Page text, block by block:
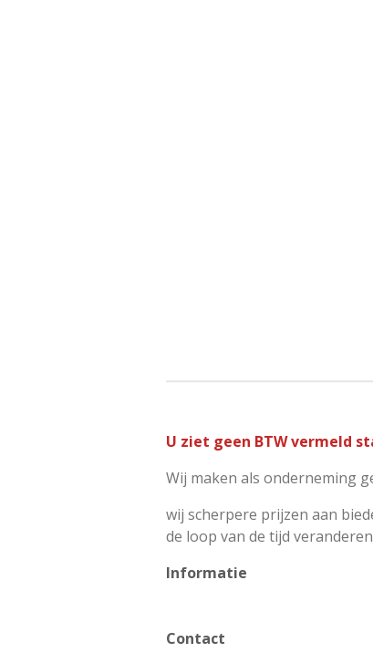
U ziet geen BTW vermeld
Wij maken als onderneming
wij scherpere prijzen aan
de loop van de tijd
Informatie
Contact